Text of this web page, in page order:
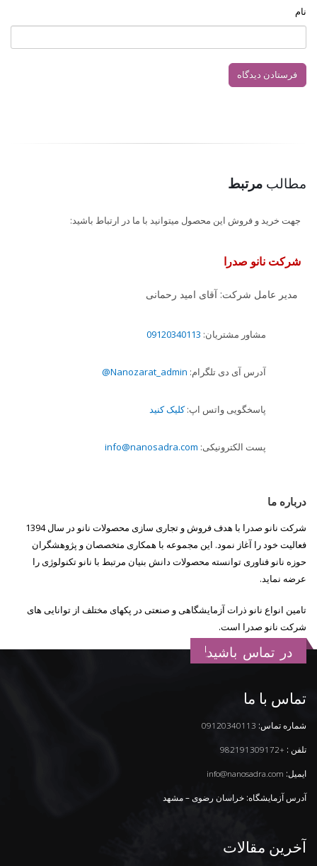
نام
مطالب مرتبط
جهت خرید و فروش این محصول میتوانید با ما در ارتباط باشید:
شرکت نانو صدرا
مدیر عامل شرکت: آقای امید رحمانی
مشاور مشتریان: 09120340113
آدرس آی دی تلگرام: Nanozarat_admin@
پاسخگویی واتس اپ:کلیک کنید
پست الکترونیکی: info@nanosadra.com
درباره ما
شرکت نانو صدرا با هدف فروش و تجاری سازی محصولات نانو در سال 1394
فعالیت خود را آغاز نمود. این مجموعه با همکاری متخصصان و پژوهشگران
حوزه نانو فناوری توانسته محصولات دانش بنیان مرتبط با نانو تکنولوژی را
عرضه نماید.
تامین انواع نانو ذرات آزمایشگاهی و صنعتی در پکهای مختلف از توانایی های
شرکت نانو صدرا است.
در تماس باشید!
تماس با ما
شماره تماس: 09120340113
تلفن : +982191309172
ایمیل: info@nanosadra.com
آدرس آزمایشگاه: خراسان رضوی – مشهد
آخرین مقالات